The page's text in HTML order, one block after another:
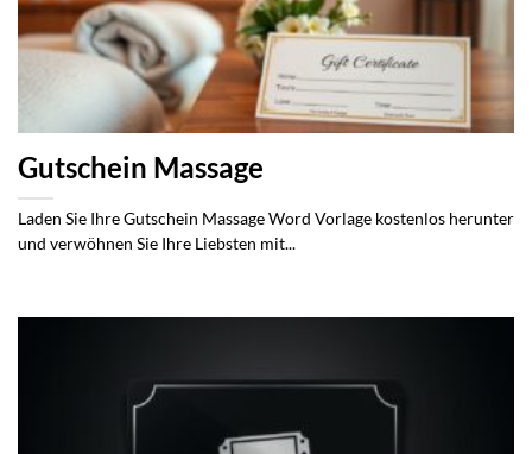
Gutschein Massage
Laden Sie Ihre Gutschein Massage Word Vorlage kostenlos herunter
und verwöhnen Sie Ihre Liebsten mit...